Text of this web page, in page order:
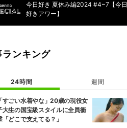
今日好き 夏休み編2024 #4~7【今日
好きアワー】
ランキング
24時間 週間
「すごい水着やな」20歳の現役女
大生の国宝級スタイルに全員衝
「どこで支えてる？」